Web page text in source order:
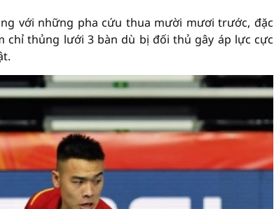
với những pha cứu thua mười mươi trước, đặc
chỉ thủng lưới 3 bàn dù bị đối thủ gây áp lực cực